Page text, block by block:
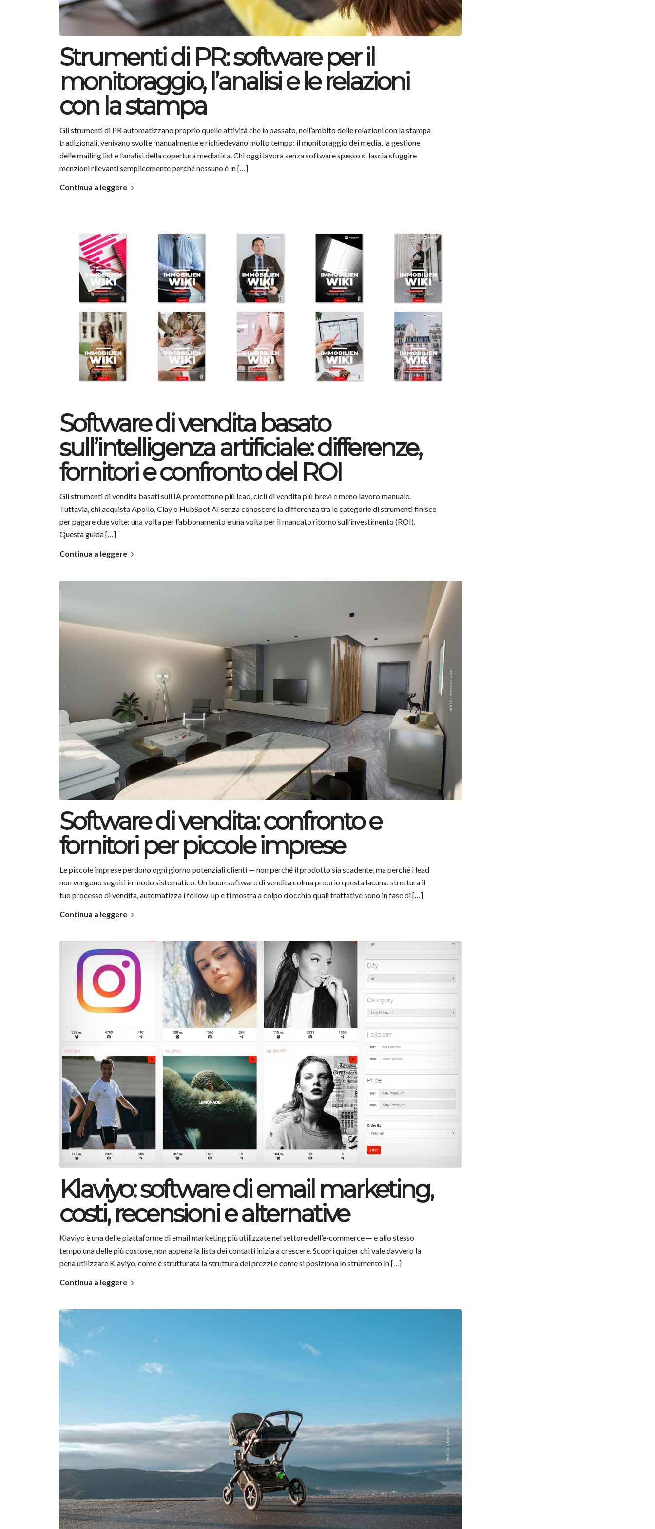
Strumenti di PR: software per il
monitoraggio, l’analisi e le relazioni
con la stampa
Gli strumenti di PR automatizzano proprio quelle attività che in passato, nell’ambito delle relazioni con la stampa
tradizionali, venivano svolte manualmente e richiedevano molto tempo: il monitoraggio dei media, la gestione
delle mailing list e l’analisi della copertura mediatica. Chi oggi lavora senza software spesso si lascia sfuggire
menzioni rilevanti semplicemente perché nessuno è in […]
Continua a leggere
Software di vendita basato
sull’intelligenza artificiale: differenze,
fornitori e confronto del ROI
Gli strumenti di vendita basati sull’IA promettono più lead, cicli di vendita più brevi e meno lavoro manuale.
Tuttavia, chi acquista Apollo, Clay o HubSpot AI senza conoscere la differenza tra le categorie di strumenti finisce
per pagare due volte: una volta per l’abbonamento e una volta per il mancato ritorno sull’investimento (ROI).
Questa guida […]
Continua a leggere
Software di vendita: confronto e
fornitori per piccole imprese
Le piccole imprese perdono ogni giorno potenziali clienti — non perché il prodotto sia scadente, ma perché i lead
non vengono seguiti in modo sistematico. Un buon software di vendita colma proprio questa lacuna: struttura il
tuo processo di vendita, automatizza i follow-up e ti mostra a colpo d’occhio quali trattative sono in fase di […]
Continua a leggere
Klaviyo: software di email marketing,
costi, recensioni e alternative
Klaviyo è una delle piattaforme di email marketing più utilizzate nel settore dell’e-commerce — e allo stesso
tempo una delle più costose, non appena la lista dei contatti inizia a crescere. Scopri qui per chi vale davvero la
pena utilizzare Klaviyo, come è strutturata la struttura dei prezzi e come si posiziona lo strumento in […]
Continua a leggere